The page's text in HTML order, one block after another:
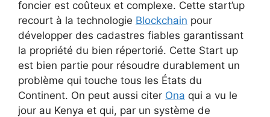
foncier est coûteux et complexe. Cette start’up
recourt à la technologie Blockchain pour
développer des cadastres fiables garantissant
la propriété du bien répertorié. Cette Start up
est bien partie pour résoudre durablement un
problème qui touche tous les États du
Continent. On peut aussi citer Ona qui a vu le
jour au Kenya et qui, par un système de